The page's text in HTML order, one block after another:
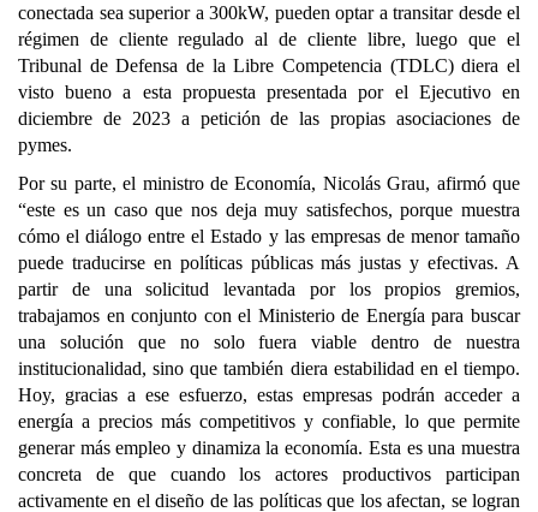
conectada sea superior a 300kW, pueden optar a transitar desde el
régimen de cliente regulado al de cliente libre, luego que el
Tribunal de Defensa de la Libre Competencia (TDLC) diera el
visto bueno a esta propuesta presentada por el Ejecutivo en
diciembre de 2023 a petición de las propias asociaciones de
pymes.
Por su parte, el ministro de Economía, Nicolás Grau, afirmó que
“este es un caso que nos deja muy satisfechos, porque muestra
cómo el diálogo entre el Estado y las empresas de menor tamaño
puede traducirse en políticas públicas más justas y efectivas. A
partir de una solicitud levantada por los propios gremios,
trabajamos en conjunto con el Ministerio de Energía para buscar
una solución que no solo fuera viable dentro de nuestra
institucionalidad, sino que también diera estabilidad en el tiempo.
Hoy, gracias a ese esfuerzo, estas empresas podrán acceder a
energía a precios más competitivos y confiable, lo que permite
generar más empleo y dinamiza la economía. Esta es una muestra
concreta de que cuando los actores productivos participan
activamente en el diseño de las políticas que los afectan, se logran